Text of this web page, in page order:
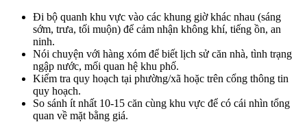
Đi bộ quanh khu vực vào các khung giờ khác nhau (sáng
sớm, trưa, tối muộn) để cảm nhận không khí, tiếng ồn, an
ninh.
Nói chuyện với hàng xóm để biết lịch sử căn nhà, tình trạng
ngập nước, mối quan hệ khu phố.
Kiểm tra quy hoạch tại phường/xã hoặc trên cổng thông tin
quy hoạch.
So sánh ít nhất 10-15 căn cùng khu vực để có cái nhìn tổng
quan về mặt bằng giá.